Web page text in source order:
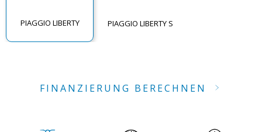
PIAGGIO LIBERTY PIAGGIO LIBERTY S
FINANZIERUNG BERECHNEN